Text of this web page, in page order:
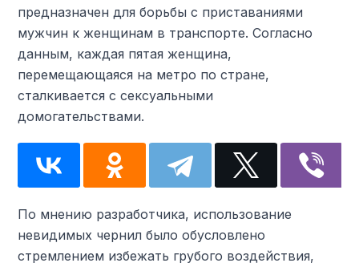
предназначен для борьбы с приставаниями
мужчин к женщинам в транспорте. Согласно
данным, каждая пятая женщина,
перемещающаяся на метро по стране,
сталкивается с сексуальными
домогательствами.
По мнению разработчика, использование
невидимых чернил было обусловлено
стремлением избежать грубого воздействия,